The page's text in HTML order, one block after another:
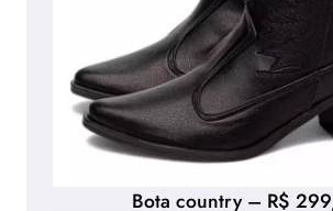
Bota country – R$